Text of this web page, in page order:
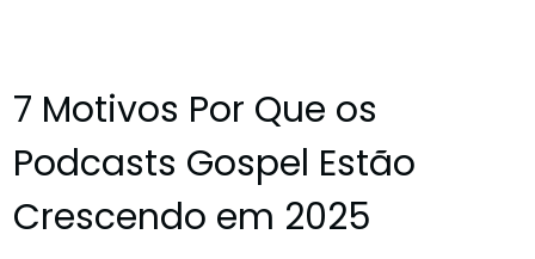
7 Motivos Por Que os
Podcasts Gospel Estão
Crescendo em 2025